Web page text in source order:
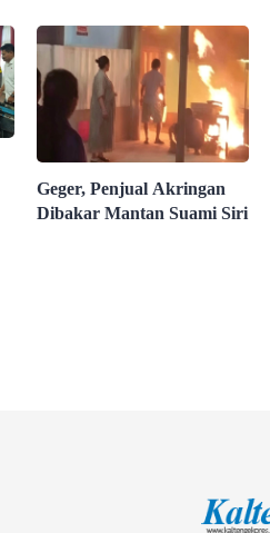
Geger, Penjual Akringan
Dibakar Mantan Suami Siri